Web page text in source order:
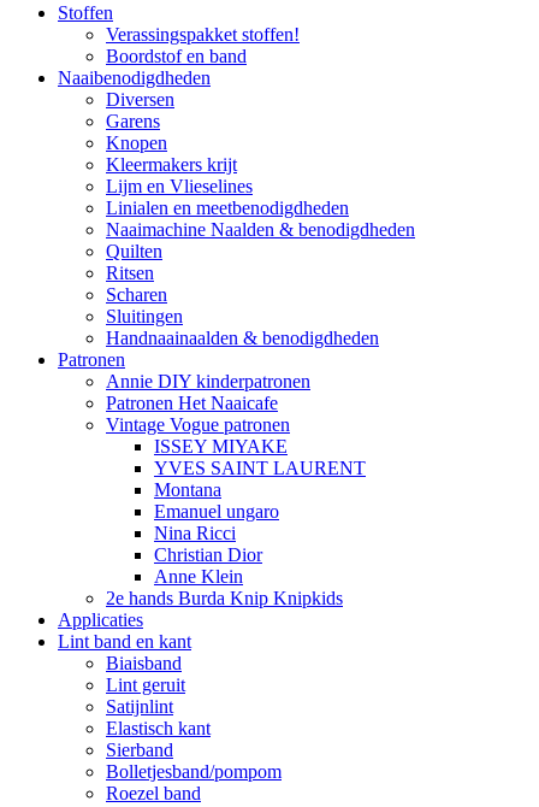
Stoffen
Verassingspakket stoffen!
Boordstof en band
Naaibenodigdheden
Diversen
Garens
Knopen
Kleermakers krijt
Lijm en Vlieselines
Linialen en meetbenodigdheden
Naaimachine Naalden & benodigdheden
Quilten
Ritsen
Scharen
Sluitingen
Handnaainaalden & benodigdheden
Patronen
Annie DIY kinderpatronen
Patronen Het Naaicafe
Vintage Vogue patronen
ISSEY MIYAKE
YVES SAINT LAURENT
Montana
Emanuel ungaro
Nina Ricci
Christian Dior
Anne Klein
2e hands Burda Knip Knipkids
Applicaties
Lint band en kant
Biaisband
Lint geruit
Satijnlint
Elastisch kant
Sierband
Bolletjesband/pompom
Roezel band